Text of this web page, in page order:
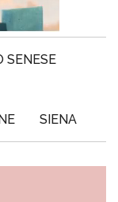
SENESE
SIENA